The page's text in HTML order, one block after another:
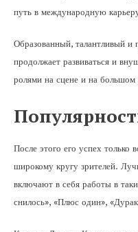
путь в международную
Образованный, талантливый и
продолжает развиваться и
ролями на сцене и на большом
После этого его успех только
широкому кругу зрителей.
включают в себя работы в
снилось», «Плюс один»,